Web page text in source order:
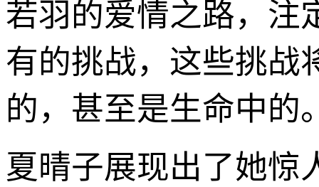
若羽的爱情之路，注
有的挑战，这些挑战
的，甚至是生命中的
夏晴子展现出了她惊